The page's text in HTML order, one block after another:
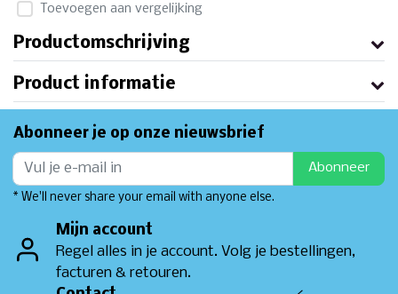
Toevoegen aan vergelijking
Productomschrijving
Product informatie
Abonneer je op onze nieuwsbrief
Abonneer
* We'll never share your email with anyone else.
Mijn account
Regel alles in je account. Volg je bestellingen,
facturen & retouren.